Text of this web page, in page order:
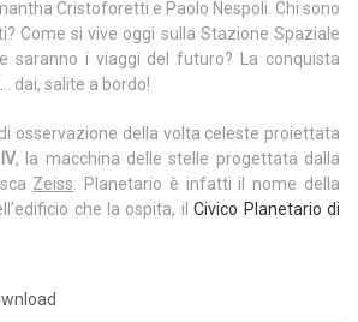
Cristoforetti e Paolo Nespoli. Chi sono
Come si vive oggi sulla Stazione Spaziale
saranno i viaggi del futuro? La conquista
dai, salite a bordo!
osservazione della volta celeste proiettata
, la macchina delle stelle progettata dalla
Zeiss. Planetario è infatti il nome della
che la ospita, ilCivico Planetario di